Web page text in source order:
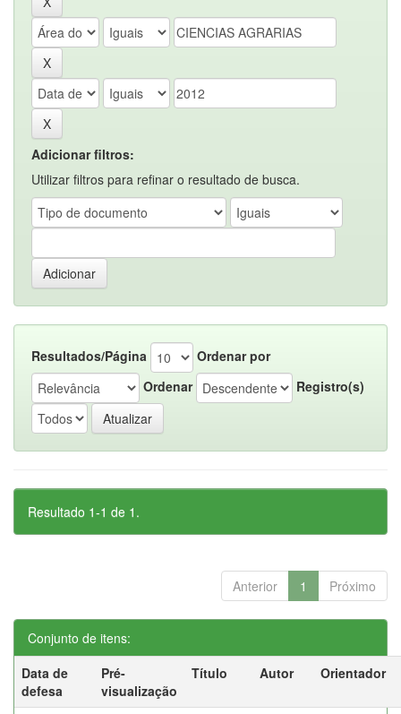
Adicionar filtros:
Utilizar filtros para refinar o resultado de busca.
Resultados/Página
Ordenar por
Ordenar
Registro(s)
Resultado 1-1 de 1.
Anterior 1 Próximo
Conjunto de itens:
Data de
defesa
Pré-
visualização
Título Autor Orientador